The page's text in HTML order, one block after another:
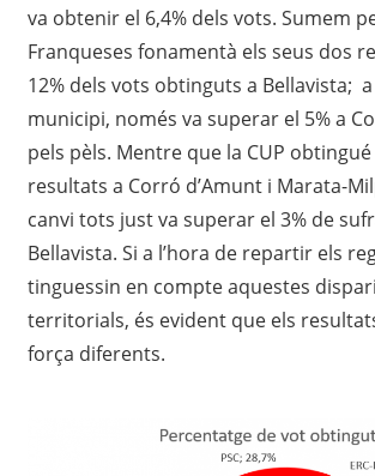
va obtenir el 6,4% dels vots. Sumem
Franqueses fonamentà els seus dos
12% dels vots obtinguts a Bellavista;
municipi, només va superar el 5% a
pels pèls. Mentre que la CUP
resultats a Corró d’Amunt i Marata-
canvi tots just va superar el 3% de
Bellavista. Si a l’hora de repartir els
tinguessin en compte aquestes
territorials, és evident que els
força diferents.